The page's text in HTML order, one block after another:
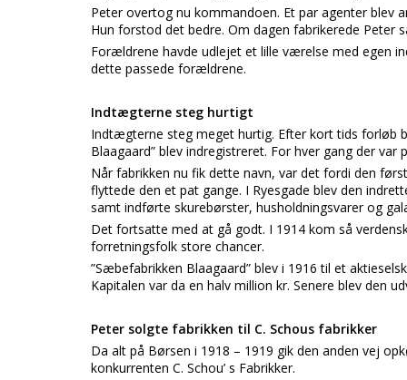
Peter overtog nu kommandoen. Et par agenter blev
Hun forstod det bedre. Om dagen fabrikerede
Forældrene havde udlejet et lille værelse med egen
dette passede forældrene.
Indtægterne steg hurtigt
Indtægterne steg meget hurtig. Efter kort tids forløb
Blaagaard” blev indregistreret. For hver gang der var
Når fabrikken nu fik dette navn, var det fordi den
flyttede den et pat gange. I Ryesgade blev den
samt indførte skurebørster, husholdningsvarer og
Det fortsatte med at gå godt. I 1914 kom så
forretningsfolk store chancer.
”Sæbefabrikken Blaagaard” blev i 1916 til et
Kapitalen var da en halv million kr. Senere blev den
Peter solgte fabrikken til C. Schous fabrikker
Da alt på Børsen i 1918 – 1919 gik den anden vej
konkurrenten C. Schou’ s Fabrikker.